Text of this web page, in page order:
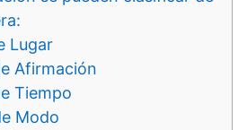
Lugar
Afirmación
Tiempo
Modo